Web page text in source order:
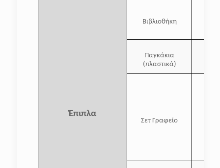
Έπιπλα
Βιβλιοθήκη
Παγκάκια
(πλαστικά)
Σετ Γραφείο